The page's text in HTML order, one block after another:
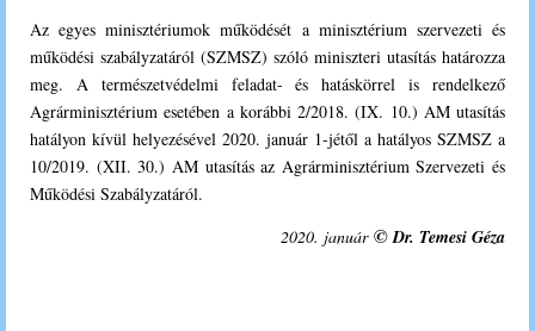
Azegyes minisztériumok működését a minisztérium szervezeti és
működési szabályzatáról (SZMSZ) szóló miniszteri utasítás határozza
meg. A természetvédelmi feladat- és hatáskörrel is rendelkező
Agrárminisztérium esetében a korábbi 2/2018. (IX. 10.) AM utasítás
hatályon kívül helyezésével 2020. január 1-jétől a hatályos SZMSZ a
10/2019. (XII. 30.) AM utasítás az Agrárminisztérium Szervezeti és
Működési Szabályzatáról.
2020. január ©Dr. Temesi Géza